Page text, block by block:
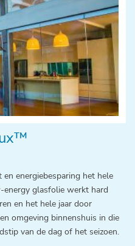
energiebesparing het hele
glasfolie werkt hard
en het hele jaar door
omgeving binnenshuis in die
van de dag of het seizoen.